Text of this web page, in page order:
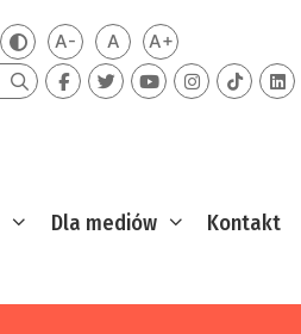
Zmień kontrast
A-Mniejsza czcionka
ADomyślna czcionka
A+Większa
Szukaj
Dla mediów Kontakt